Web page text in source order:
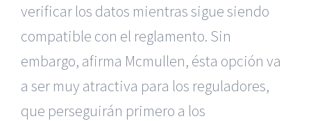
verificar los datos mientras sigue siendo
compatible con el reglamento. Sin
embargo, afirma Mcmullen, ésta opción va
a ser muy atractiva para los reguladores,
que perseguirán primero a los